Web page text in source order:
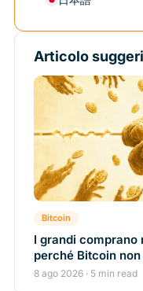
Articolo
Bitcoin
I grandi
perché Bitcoin
8 ago 2026 · 5 min read